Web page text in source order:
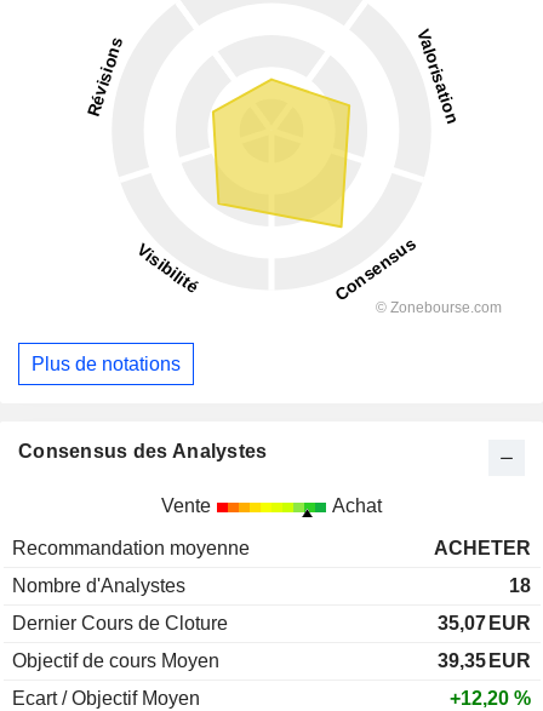
Plus de notations
Consensus des Analystes
Vente Achat
Recommandation moyenne
ACHETER
Nombre d'Analystes
18
Dernier Cours de Cloture
35,07 EUR
Objectif de cours Moyen
39,35 EUR
Ecart / Objectif Moyen
+12,20 %